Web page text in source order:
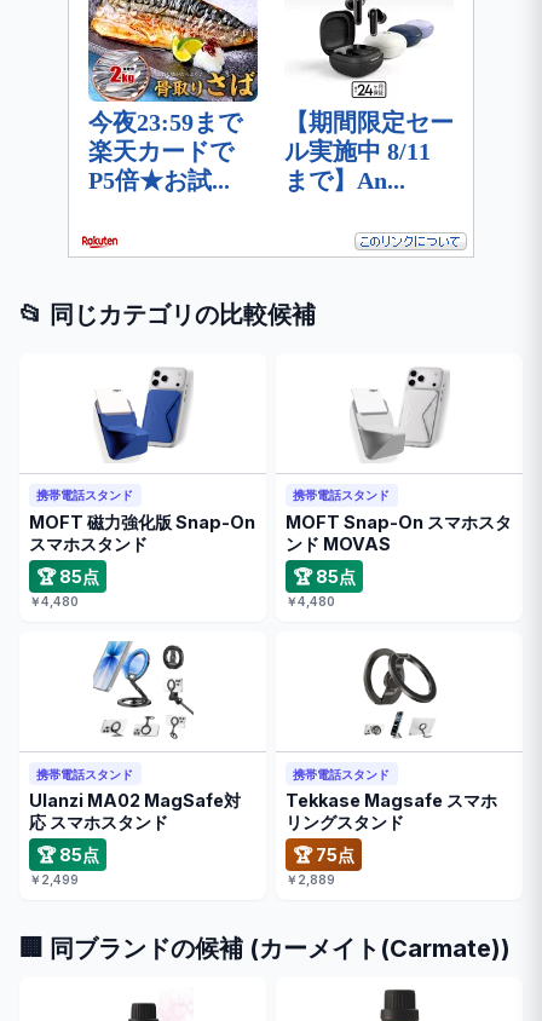
📂 同じカテゴリの比較候補
携帯電話スタンド
MOFT 磁力強化版 Snap-On
スマホスタンド
🏆 85点
￥4,480
携帯電話スタンド
MOFT Snap-On スマホスタ
ンド MOVAS
🏆 85点
￥4,480
携帯電話スタンド
Ulanzi MA02 MagSafe対
応 スマホスタンド
🏆 85点
￥2,499
携帯電話スタンド
Tekkase Magsafe スマホ
リングスタンド
🏆 75点
￥2,889
🏢 同ブランドの候補 (カーメイト(Carmate))